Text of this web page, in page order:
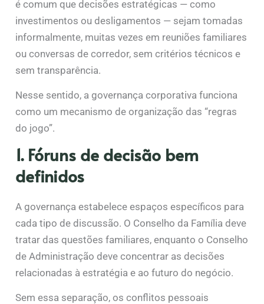
é comum que decisões estratégicas — como
investimentos ou desligamentos — sejam tomadas
informalmente, muitas vezes em reuniões familiares
ou conversas de corredor, sem critérios técnicos e
sem transparência.
Nesse sentido, a governança corporativa funciona
como um mecanismo de organização das “regras
do jogo”.
1. Fóruns de decisão bem
definidos
A governança estabelece espaços específicos para
cada tipo de discussão. O Conselho da Família deve
tratar das questões familiares, enquanto o Conselho
de Administração deve concentrar as decisões
relacionadas à estratégia e ao futuro do negócio.
Sem essa separação, os conflitos pessoais